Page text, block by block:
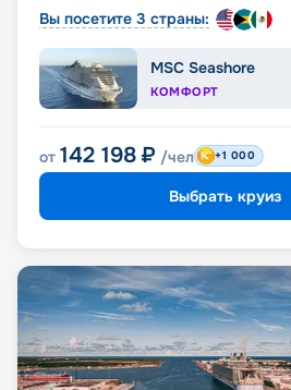
Вы посетите 3 страны:
MSC Seashore
КОМФОРТ
от 142 198 ₽ /чел +1 000
Выбрать круиз